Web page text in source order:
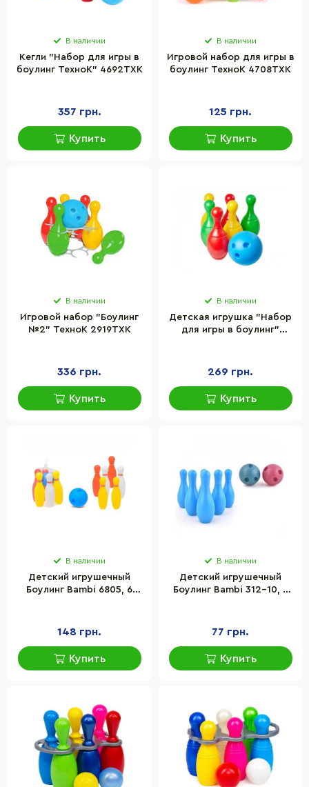
В наличии
Кегли "Набор для игры в
боулинг ТехноК" 4692TXK
357 грн.
Купить
В наличии
Игровой набор для игры в
боулинг ТехноК 4708TXK
125 грн.
Купить
В наличии
Игровой набор "Боулинг
№2" ТехноК 2919TXK
336 грн.
Купить
В наличии
Детская игрушка "Набор
для игры в боулинг"
269 грн.
Купить
В наличии
Детский игрушечный
Боулинг Bambi 6805, 6
148 грн.
Купить
В наличии
Детский игрушечный
Боулинг Bambi 312-10, 6
77 грн.
Купить